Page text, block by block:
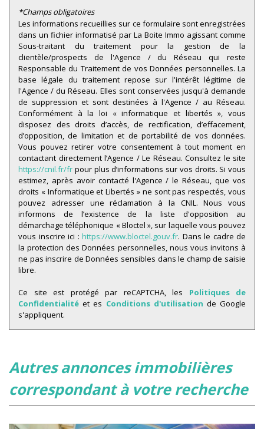
Propriétaires (vs. locataires)
Taxe habitation
9,09 %
Taxe foncière
9,59 %
Habitants de moins de 25 ans
25,36 %
Habitants de 25 à 55 ans
40,52 %
Habitants de plus de 55 ans
34,12 %
Nombre d'enfants par famille
0,91
Familles sans enfant
47,27 %
Familles avec 1 ou 2 enfants
43,64 %
Maisons
78,89 %
Appartements
21,11 %
Familles avec 3 enfants
5,45 %
*Champs obligatoires
Les informations recueillies sur ce formulaire sont enregistrées
dans un fichier informatisé par La Boite Immo agissant comme
Sous-traitant du traitement pour la gestion de la
clientèle/prospects de l'Agence / du Réseau qui reste
Responsable du Traitement de vos Données personnelles. La
base légale du traitement repose sur l'intérêt légitime de
l'Agence / du Réseau. Elles sont conservées jusqu'à demande
de suppression et sont destinées à l'Agence / au Réseau.
Conformément à la loi « informatique et libertés », vous
disposez des droits d’accès, de rectification, d’effacement,
d’opposition, de limitation et de portabilité de vos données.
Vous pouvez retirer votre consentement à tout moment en
contactant directement l’Agence / Le Réseau. Consultez le site
https://cnil.fr/fr pour plus d’informations sur vos droits. Si vous
estimez, après avoir contacté l'Agence / le Réseau, que vos
droits « Informatique et Libertés » ne sont pas respectés, vous
pouvez adresser une réclamation à la CNIL. Nous vous
informons de l’existence de la liste d'opposition au
démarchage téléphonique « Bloctel », sur laquelle vous pouvez
vous inscrire ici : https://www.bloctel.gouv.fr. Dans le cadre de
la protection des Données personnelles, nous vous invitons à
ne pas inscrire de Données sensibles dans le champ de saisie
libre.
Ce site est protégé par reCAPTCHA, les Politiques de
Confidentialité et es Conditions d'utilisation de Google
s'appliquent.
autres annonces immobilières
correspondant à votre recherche